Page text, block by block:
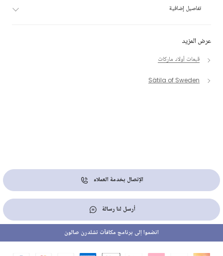
عرض المزيد
قبعات أولاد ماركات
Sätila of Sweden
تفاصيل إضافية
الإتصال بخدمة العملاء
أرسل لنا رسالة
انضموا إلى برنامج مكافآت تشلدرن صالون